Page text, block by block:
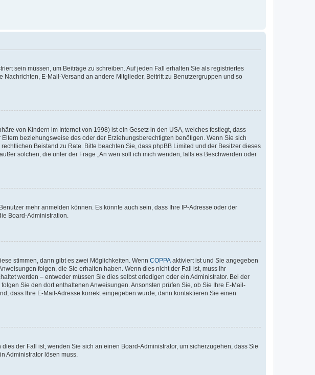
sein müssen, um Beiträge zu schreiben. Auf jeden Fall erhalten Sie als registriertes
E-Mail-Versand an andere Mitglieder, Beitritt zu Benutzergruppen und so
von Kindern im Internet von 1998) ist ein Gesetz in den USA, welches festlegt, dass
beziehungsweise des oder der Erziehungsberechtigten benötigen. Wenn Sie sich
Beistand zu Rate. Bitte beachten Sie, dass phpBB Limited und der Besitzer dieses
solchen, die unter der Frage „An wen soll ich mich wenden, falls es Beschwerden oder
mehr anmelden können. Es könnte auch sein, dass Ihre IP-Adresse oder der
Board-Administration.
stimmen, dann gibt es zwei Möglichkeiten. Wenn COPPA aktiviert ist und Sie angegeben
folgen, die Sie erhalten haben. Wenn dies nicht der Fall ist, muss Ihr
werden – entweder müssen Sie dies selbst erledigen oder ein Administrator. Bei der
Sie den dort enthaltenen Anweisungen. Ansonsten prüfen Sie, ob Sie Ihre E-Mail-
dass Ihre E-Mail-Adresse korrekt eingegeben wurde, dann kontaktieren Sie einen
der Fall ist, wenden Sie sich an einen Board-Administrator, um sicherzugehen, dass Sie
Administrator lösen muss.